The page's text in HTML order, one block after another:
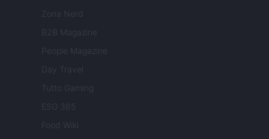
Zona Nerd
B2B Magazine
People Magazine
Day Travel
Tutto Gaming
ESG 365
Food Wiki